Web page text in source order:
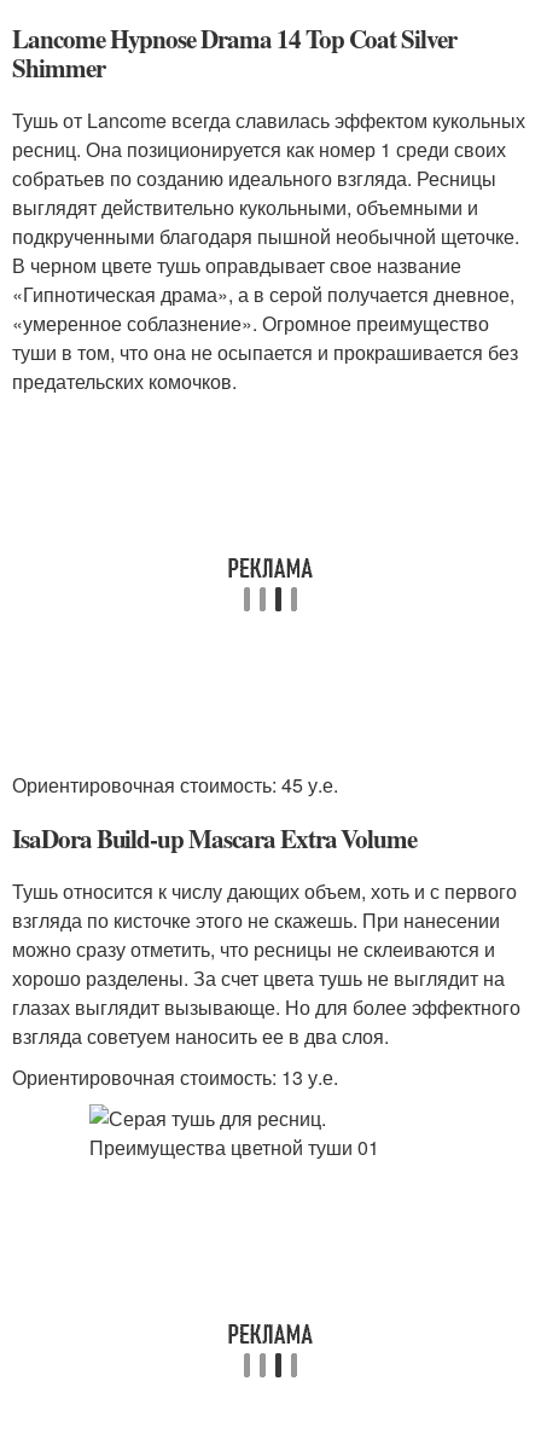
Lancome Hypnose Drama 14 Top Coat Silver
Shimmer
Тушь от Lancome всегда славилась эффектом кукольных
ресниц. Она позиционируется как номер 1 среди своих
собратьев по созданию идеального взгляда. Ресницы
выглядят действительно кукольными, объемными и
подкрученными благодаря пышной необычной щеточке.
В черном цвете тушь оправдывает свое название
«Гипнотическая драма», а в серой получается дневное,
«умеренное соблазнение». Огромное преимущество
туши в том, что она не осыпается и прокрашивается без
предательских комочков.
Ориентировочная стоимость: 45 у.е.
IsaDora Build-up Mascara Extra Volume
Тушь относится к числу дающих объем, хоть и с первого
взгляда по кисточке этого не скажешь. При нанесении
можно сразу отметить, что ресницы не склеиваются и
хорошо разделены. За счет цвета тушь не выглядит на
глазах выглядит вызывающе. Но для более эффектного
взгляда советуем наносить ее в два слоя.
Ориентировочная стоимость: 13 у.е.